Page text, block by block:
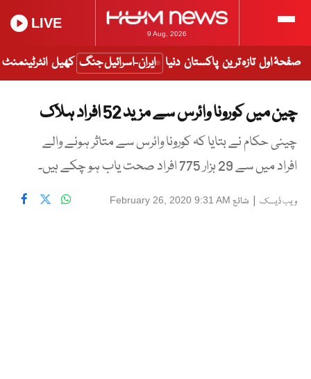
9 Aug, 2026
LIVE
صفحۂ اول تازہ ترین پاکستان دنیا ایران-اسرائیل جنگ کھیل انٹرٹینمنٹ
چین میں کورونا وائرس سے مزید 52 افراد ہلاک
چینی حکام نے بتایا کہ کورونا وائرس سے متاثر ہونے والے
افراد میں سے 29 ہزار 775 افراد صحت یاب ہو چکے ہیں۔
ویب ڈیسک | شائع February 26, 2020 9:31 AM